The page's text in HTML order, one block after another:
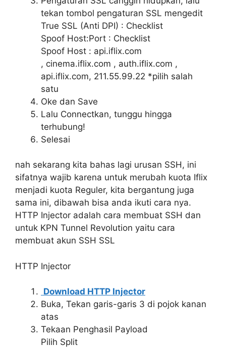
tekan tombol pengaturan SSL mengedit
True SSL (Anti DPI) : Checklist
Spoof Host:Port : Checklist
Spoof Host : api.iflix.com
, cinema.iflix.com , auth.iflix.com ,
api.iflix.com, 211.55.99.22 *pilih salah
satu
Oke dan Save
Lalu Connectkan, tunggu hingga
terhubung!
Selesai
nah sekarang kita bahas lagi urusan SSH, ini
sifatnya wajib karena untuk merubah kuota Iflix
menjadi kuota Reguler, kita bergantung juga
sama ini, dibawah bisa anda ikuti cara nya.
HTTP Injector adalah cara membuat SSH dan
untuk KPN Tunnel Revolution yaitu cara
membuat akun SSH SSL
HTTP Injector
Download HTTP Injector
Buka, Tekan garis-garis 3 di pojok kanan
atas
Tekaan Penghasil Payload
Pilih Split